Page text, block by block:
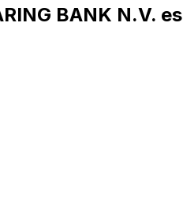
BANK N.V. es